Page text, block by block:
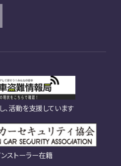
、活動を支援しています
ストーラー在籍